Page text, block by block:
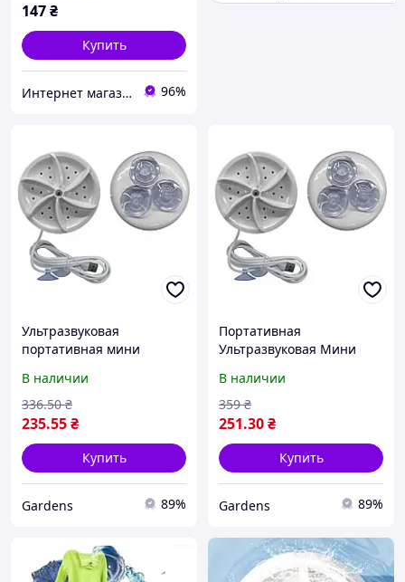
147₴
Купить
Интернет магазин "Нужные покупки" 96%
Ультразвуковая
портативная мини
2 турбина на присосках,
подключение USB и !
BEST! Лучшая
В наличии
235.55₴
336.50 ₴
Купить
Gardens 89%
Портативная
Ультразвуковая Мини
2 USB! Лучшая цена
В наличии
251.30₴
359 ₴
Купить
Gardens 89%